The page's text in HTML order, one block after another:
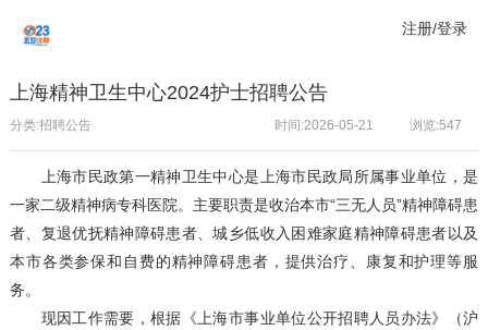
注册/登录
上海精神卫生中心2024护士招聘公告
分类:招聘公告 浏览:547
时间:2026-05-21
上海市民政第一精神卫生中心是上海市民政局所属事业单位，是
一家二级精神病专科医院。主要职责是收治本市“三无人员”精神障碍患
者、复退优抚精神障碍患者、城乡低收入困难家庭精神障碍患者以及
本市各类参保和自费的精神障碍患者，提供治疗、康复和护理等服
务。
现因工作需要，根据《上海市事业单位公开招聘人员办法》（沪